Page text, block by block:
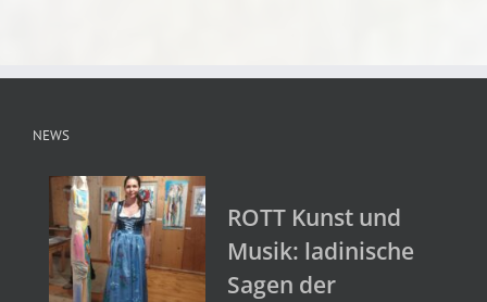
NEWS
ROTT Kunst und
Musik: ladinische
Sagen der